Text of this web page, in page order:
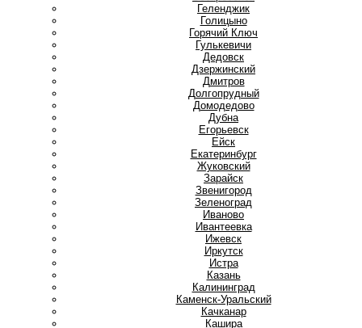
Геленджик
Голицыно
Горячий Ключ
Гулькевичи
Дедовск
Дзержинский
Дмитров
Долгопрудный
Домодедово
Дубна
Егорьевск
Ейск
Екатеринбург
Жуковский
Зарайск
Звенигород
Зеленоград
Иваново
Ивантеевка
Ижевск
Иркутск
Истра
Казань
Калининград
Каменск-Уральский
Качканар
Кашира